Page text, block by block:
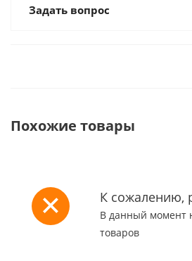
Задать вопрос
Похожие товары
К сожалению,
В данный момент
товаров